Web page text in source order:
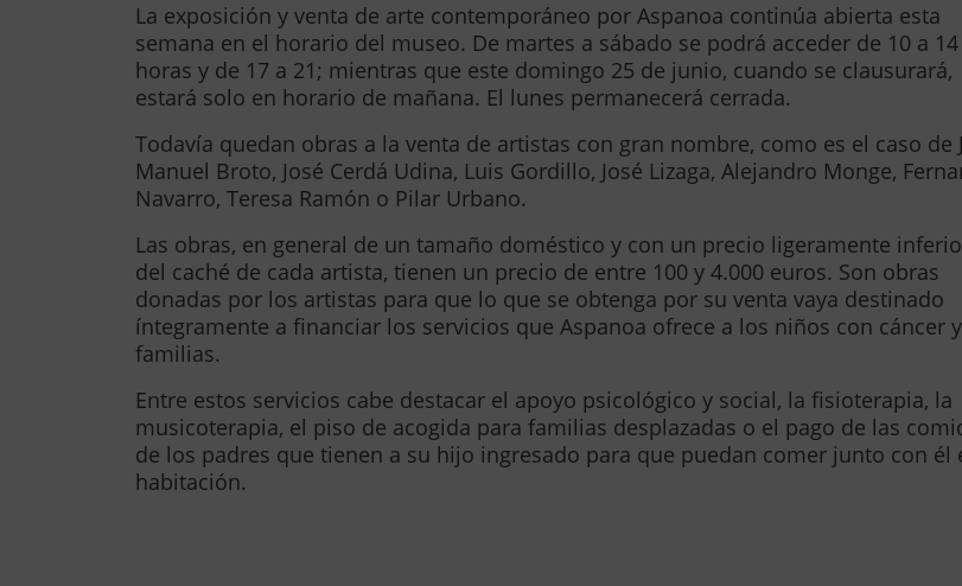
La exposición y venta de arte contemporáneo por Aspanoa continúa abierta esta
semana en el horario del museo. De martes a sábado se podrá acceder de 10 a 14
horas y de 17 a 21; mientras que este domingo 25 de junio, cuando se clausurará,
estará solo en horario de mañana. El lunes permanecerá cerrada.
Todavía quedan obras a la venta de artistas con gran nombre, como es el caso de
Manuel Broto, José Cerdá Udina, Luis Gordillo, José Lizaga, Alejandro Monge,
Navarro, Teresa Ramón o Pilar Urbano.
Las obras, en general de un tamaño doméstico y con un precio ligeramente
del caché de cada artista, tienen un precio de entre 100 y 4.000 euros. Son obras
donadas por los artistas para que lo que se obtenga por su venta vaya destinado
íntegramente a financiar los servicios que Aspanoa ofrece a los niños con cáncer
familias.
Entre estos servicios cabe destacar el apoyo psicológico y social, la fisioterapia, la
musicoterapia, el piso de acogida para familias desplazadas o el pago de las
de los padres que tienen a su hijo ingresado para que puedan comer junto con él
habitación.